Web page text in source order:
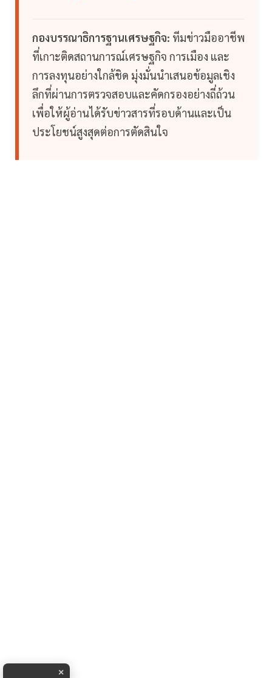
กองบรรณาธิการฐานเศรษฐกิจ: ทีมข่าวมืออาชีพ
ที่เกาะติดสถานการณ์เศรษฐกิจ การเมือง และ
การลงทุนอย่างใกล้ชิด มุ่งมั่นนำเสนอข้อมูลเชิง
ลึกที่ผ่านการตรวจสอบและคัดกรองอย่างถี่ถ้วน
เพื่อให้ผู้อ่านได้รับข่าวสารที่รอบด้านและเป็น
ประโยชน์สูงสุดต่อการตัดสินใจ
×